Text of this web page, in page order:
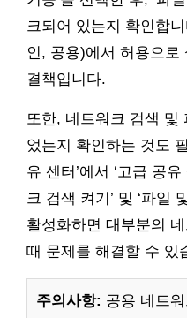
크되어 있는지 확인합
인, 공용)에서 허용으로
결책입니다.
또한, 네트워크 검색 및
었는지 확인하는 것도
유 센터’에서 ‘고급 공
크 검색 켜기’ 및 ‘파일
활성화하면 대부분의
때 문제를 해결할 수 있
주의사항: 공용 네트